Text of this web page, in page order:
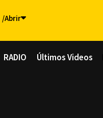
RADIO Últimos Videos